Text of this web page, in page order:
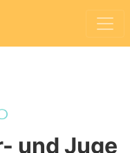
und Juge